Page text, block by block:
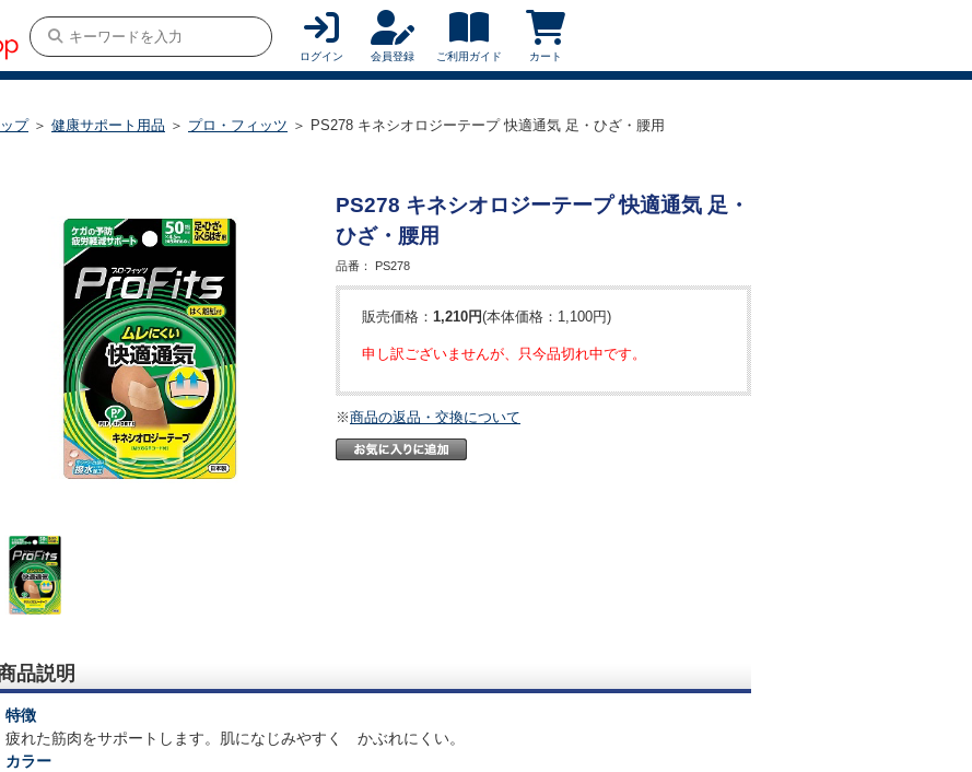
ログイン 会員登録 ご利用ガイド カート
ップ ＞ 健康サポート用品 ＞ プロ・フィッツ ＞ PS278 キネシオロジーテープ 快適通気 足・ひざ・腰用
PS278 キネシオロジーテープ 快適通気 足・
ひざ・腰用
品番： PS278
販売価格： 1,210円(本体価格：1,100円)
申し訳ございませんが、只今品切れ中です。
※商品の返品・交換について
品説明
特徴
疲れた筋肉をサポートします。肌になじみやすく かぶれにくい。
カラー